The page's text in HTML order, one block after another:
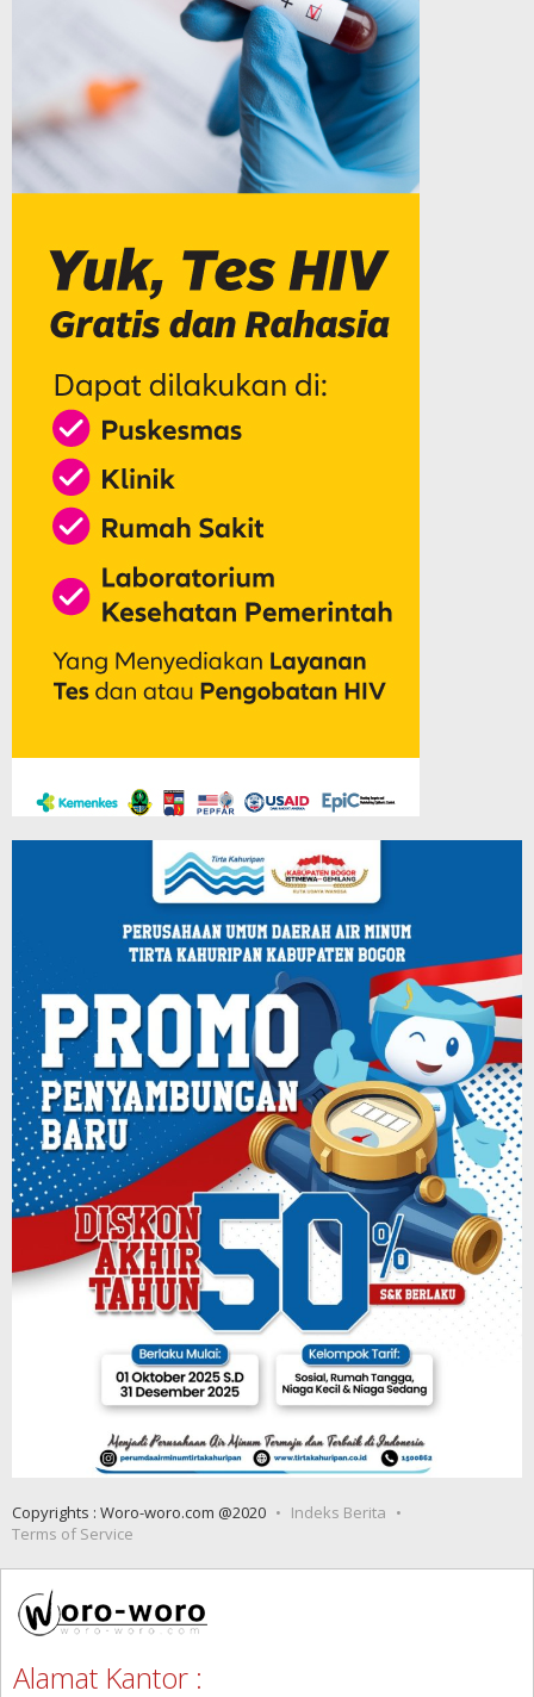
Copyrights : Woro-woro.com @2020
Indeks Berita
Terms of Service
Alamat Kantor :